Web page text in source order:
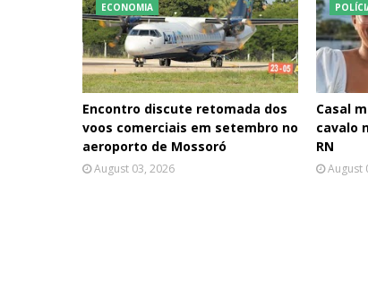
ECONOMIA
Encontro discute retomada dos
voos comerciais em setembro no
aeroporto de Mossoró
August 03, 2026
Casal
cavalo
RN
August